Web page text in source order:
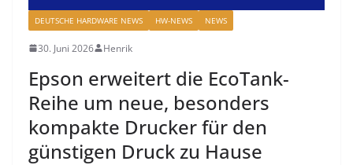
DEUTSCHE HARDWARE NEWS HW-NEWS NEWS
30. Juni 2026 Henrik
Epson erweitert die EcoTank-
Reihe um neue, besonders
kompakte Drucker für den
günstigen Druck zu Hause